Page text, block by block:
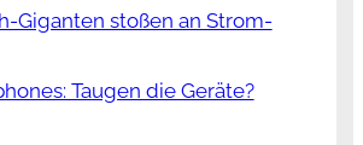
Giganten stoßen an Strom-
Taugen die Geräte?